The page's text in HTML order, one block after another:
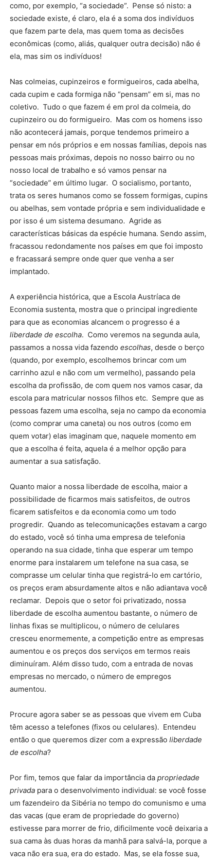
como, por exemplo, “a sociedade”. Pense só nisto: a
sociedade existe, é claro, ela é a soma dos indivíduos
que fazem parte dela, mas quem toma as decisões
econômicas (como, aliás, qualquer outra decisão) não é
ela, mas sim os indivíduos!
Nas colmeias, cupinzeiros e formigueiros, cada abelha,
cada cupim e cada formiga não “pensam” em si, mas no
coletivo. Tudo o que fazem é em prol da colmeia, do
cupinzeiro ou do formigueiro. Mas com os homens isso
não acontecerá jamais, porque tendemos primeiro a
pensar em nós próprios e em nossas famílias, depois nas
pessoas mais próximas, depois no nosso bairro ou no
nosso local de trabalho e só vamos pensar na
“sociedade” em último lugar. O socialismo, portanto,
trata os seres humanos como se fossem formigas, cupins
ou abelhas, sem vontade própria e sem individualidade e
por isso é um sistema desumano. Agride as
características básicas da espécie humana. Sendo assim,
fracassou redondamente nos países em que foi imposto
e fracassará sempre onde quer que venha a ser
implantado.
A experiência histórica, que a Escola Austríaca de
Economia sustenta, mostra que o principal ingrediente
para que as economias alcancem o progresso é a
liberdade de escolha. Como veremos na segunda aula,
passamos a nossa vida fazendo escolhas, desde o berço
(quando, por exemplo, escolhemos brincar com um
carrinho azul e não com um vermelho), passando pela
escolha da profissão, de com quem nos vamos casar, da
escola para matricular nossos filhos etc. Sempre que as
pessoas fazem uma escolha, seja no campo da economia
(como comprar uma caneta) ou nos outros (como em
quem votar) elas imaginam que, naquele momento em
que a escolha é feita, aquela é a melhor opção para
aumentar a sua satisfação.
Quanto maior a nossa liberdade de escolha, maior a
possibilidade de ficarmos mais satisfeitos, de outros
ficarem satisfeitos e da economia como um todo
progredir. Quando as telecomunicações estavam a cargo
do estado, você só tinha uma empresa de telefonia
operando na sua cidade, tinha que esperar um tempo
enorme para instalarem um telefone na sua casa, se
comprasse um celular tinha que registrá-lo em cartório,
os preços eram absurdamente altos e não adiantava você
reclamar. Depois que o setor foi privatizado, nossa
liberdade de escolha aumentou bastante, o número de
linhas fixas se multiplicou, o número de celulares
cresceu enormemente, a competição entre as empresas
aumentou e os preços dos serviços em termos reais
diminuíram. Além disso tudo, com a entrada de novas
empresas no mercado, o número de empregos
aumentou.
Procure agora saber se as pessoas que vivem em Cuba
têm acesso a telefones (fixos ou celulares). Entendeu
então o que queremos dizer com a expressão liberdade
de escolha?
Por fim, temos que falar da importância da propriedade
privada para o desenvolvimento individual: se você fosse
um fazendeiro da Sibéria no tempo do comunismo e uma
das vacas (que eram de propriedade do governo)
estivesse para morrer de frio, dificilmente você deixaria a
sua cama às duas horas da manhã para salvá-la, porque a
vaca não era sua, era do estado. Mas, se ela fosse sua,